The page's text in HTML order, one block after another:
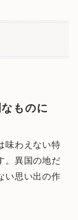
ものに
味わえない特
。異国の地だ
い思い出の作